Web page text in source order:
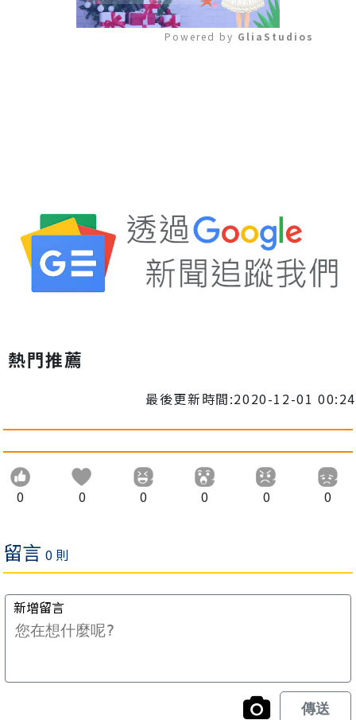
Powered by GliaStudios
熱門推薦
最後更新時間:2020-12-01 00:24
0 0 0 0 0 0